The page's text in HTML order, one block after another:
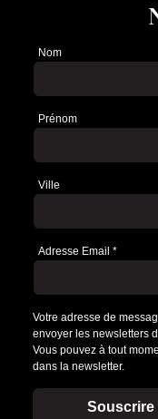
Newsletter
Nom
Prénom
Ville
Adresse Email *
Votre adresse de
envoyer les newsletters
Vous pouvez à tout
dans la newsletter.
Souscrire